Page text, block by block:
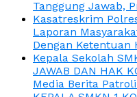
Tanggung Jawab,
Kasatreskrim
Laporan
Dengan Ketentuan
Kepala Sekolah
JAWAB DAN HAK
Media Berita